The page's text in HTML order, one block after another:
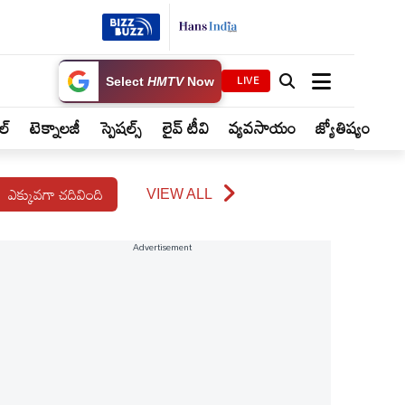
Select HMTVNow LIVE
టెక్నాలజీ స్పెషల్స్ లైవ్ టీవి వ్యవసాయం జ్యోతిష్యం
ఎక్కువగా చదివింది VIEW ALL
Advertisement